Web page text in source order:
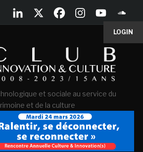
LOGIN
et sociale au service du
et de la culture